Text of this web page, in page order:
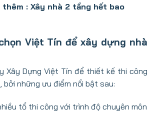
thêm : Xây nhà 2 tầng hết bao
Việt Tín để xây dựng nhà
Xây Dựng Việt Tín để thiết kế thi công
bởi những ưu điểm nổi bật sau:
tổ thi công với trình độ chuyên môn